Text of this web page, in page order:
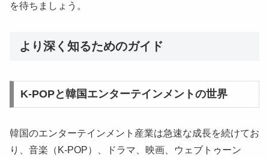
を待ちましょう。
より深く知るためのガイド
K-POPと韓国エンターテインメントの世界
韓国のエンターテインメント産業は急速な成長を続けてお
り、音楽（K-POP）、ドラマ、映画、ウェブトゥーン